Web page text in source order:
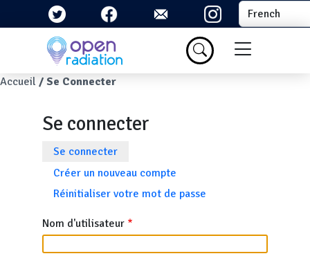
Aller au contenu principal Select your
Menu du
Fil d'Ariane
Accueil Se Connecter
Se connecter
Onglets principaux
Se connecter
Créer un nouveau compte
Réinitialiser votre mot de passe
Nom d'utilisateur